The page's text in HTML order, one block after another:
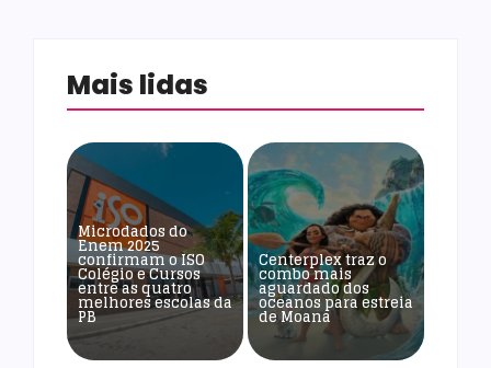
Mais lidas
Microdados do
Enem 2025
confirmam o ISO
Colégio e Cursos
entre as quatro
melhores escolas da
PB
Centerplex traz o
combo mais
aguardado dos
oceanos para estreia
de Moana